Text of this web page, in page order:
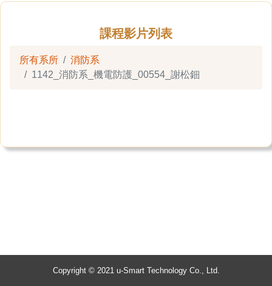
課程影片列表
所有系所
消防系
1142_消防系_機電防護_00554_謝松鈿
Copyright © 2021 u-Smart Technology Co., Ltd.